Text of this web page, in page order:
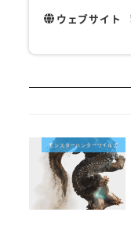
ウェブサイト
モンスターハンターワイルズ